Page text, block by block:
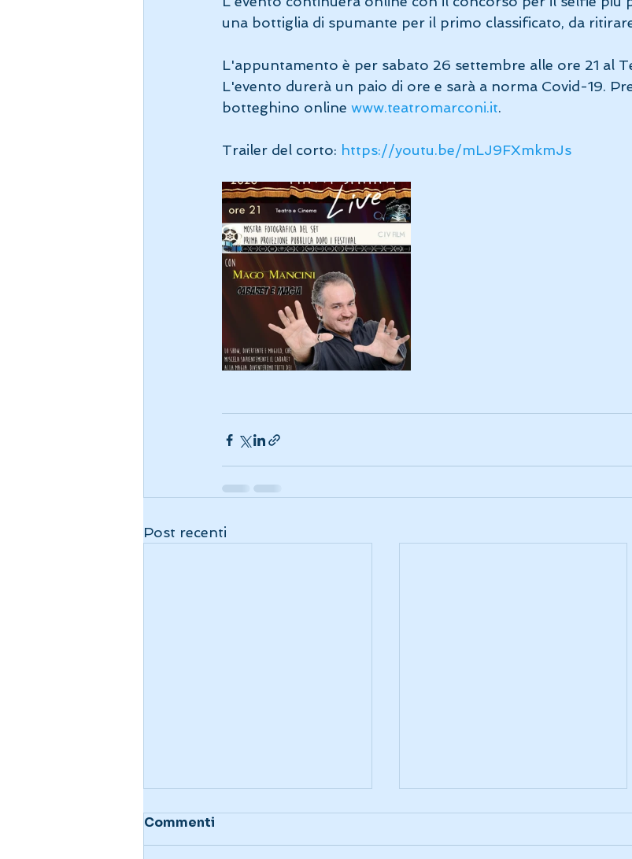
una bottiglia di spumante per il primo classificato, da
L'appuntamento è per sabato 26 settembre alle ore 21 al
L'evento durerà un paio di ore e sarà a norma Covid-19.
botteghino online www.teatromarconi.it.
Trailer del corto: https://youtu.be/mLJ9FXmkmJs
Post recenti
Commenti